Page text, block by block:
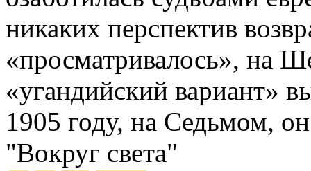
никаких перспектив
«просматривалось», на
«угандийский вариант»
1905 году, на Седьмом,
"Вокруг света"